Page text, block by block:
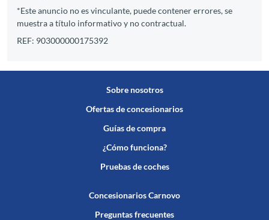
*Este anuncio no es vinculante, puede contener errores, se
muestra a título informativo y no contractual.
REF: 903000000175392
Sobre nosotros
Ofertas de concesionarios
Guías de compra
¿Cómo funciona?
Pruebas de coches
Concesionarios Carnovo
Preguntas frecuentes